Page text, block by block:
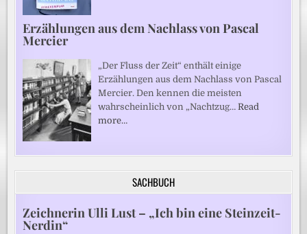
Erzählungen aus dem Nachlass von Pascal
Mercier
„Der Fluss der Zeit“ enthält einige
Erzählungen aus dem Nachlass von Pascal
Mercier. Den kennen die meisten
wahrscheinlich von „Nachtzug…Read
more…
SACHBUCH
Zeichnerin Ulli Lust – „Ich bin eine Steinzeit-
Nerdin“